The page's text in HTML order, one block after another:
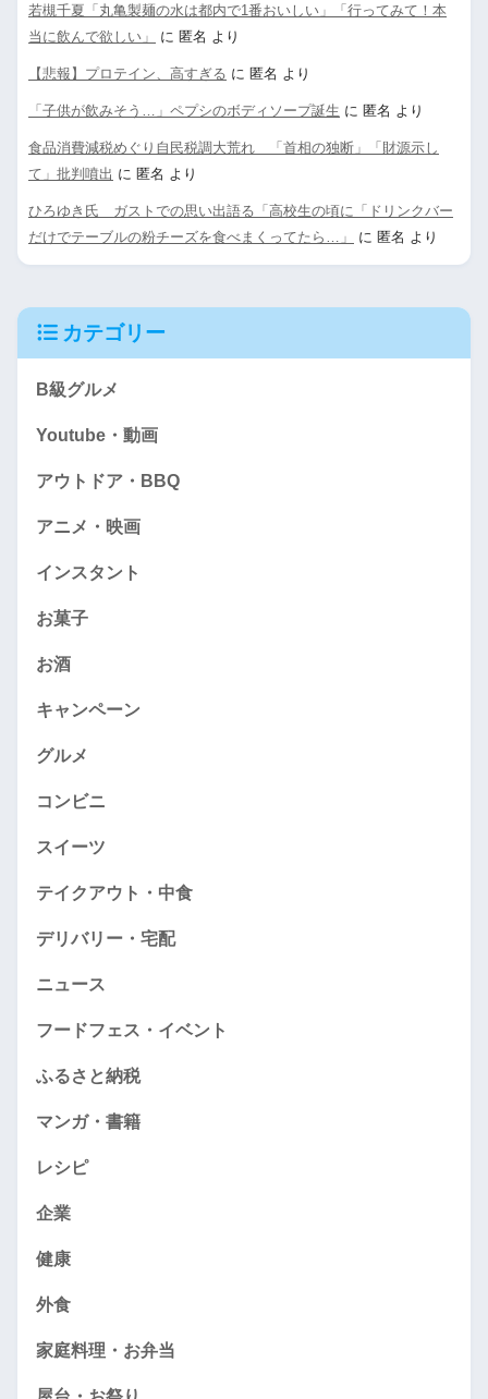
若槻千夏「丸亀製麺の水は都内で1番おいしい」「行ってみて！本
当に飲んで欲しい」
に 匿名 より
【悲報】プロテイン、高すぎる に 匿名 より
「子供が飲みそう…」ペプシのボディソープ誕生 に 匿名 より
食品消費減税めぐり自民税調大荒れ 「首相の独断」「財源示し
て」批判噴出 に 匿名 より
ひろゆき氏 ガストでの思い出語る「高校生の頃に「ドリンクバー
だけでテーブルの粉チーズを食べまくってたら…」
に 匿名 より
カテゴリー
B級グルメ
Youtube・動画
アウトドア・BBQ
アニメ・映画
インスタント
お菓子
お酒
キャンペーン
グルメ
コンビニ
スイーツ
テイクアウト・中食
デリバリー・宅配
ニュース
フードフェス・イベント
ふるさと納税
マンガ・書籍
レシピ
企業
健康
外食
家庭料理・お弁当